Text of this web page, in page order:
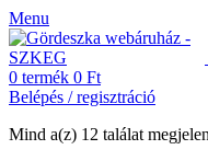
Menu
0 termék 0 Ft
Belépés / regisztráció
Mind a(z) 12 találat